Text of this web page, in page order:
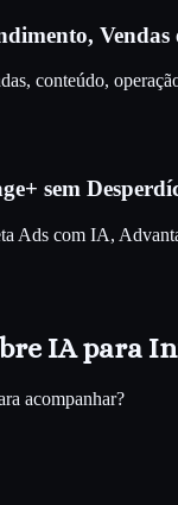
Vendas
conteúdo,
sem
Ads com IA,
IA para
acompanhar?